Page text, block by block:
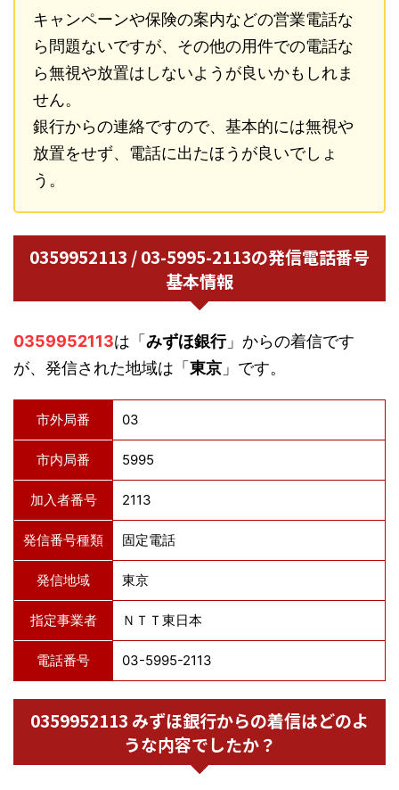
キャンペーンや保険の案内などの営業電話な
ら問題ないですが、その他の用件での電話な
ら無視や放置はしないようが良いかもしれま
せん。
銀行からの連絡ですので、基本的には無視や
放置をせず、電話に出たほうが良いでしょ
う。
0359952113 / 03-5995-2113の発信電話番号
基本情報
0359952113は「 みずほ銀行」からの着信です
が、発信された地域は「 東京 」です。
市外局番 03
市内局番 5995
加入者番号 2113
発信番号種類 固定電話
発信地域 東京
指定事業者 ＮＴＴ東日本
電話番号 03-5995-2113
0359952113 みずほ銀行からの着信はどのよ
うな内容でしたか？